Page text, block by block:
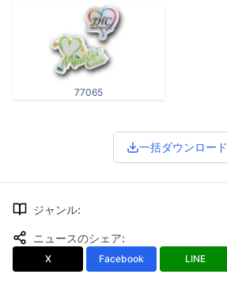
77065
一括ダウンロード
ジャンル:
ニュースのシェア:
X Facebook LINE